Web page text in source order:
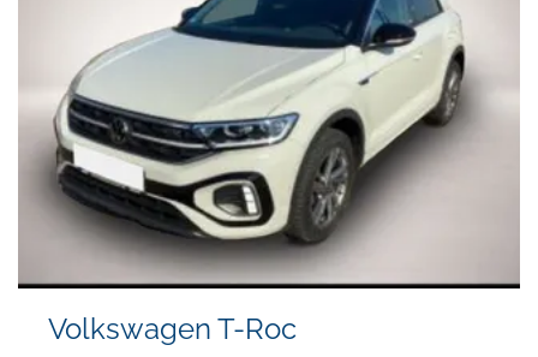
Volkswagen T-Roc